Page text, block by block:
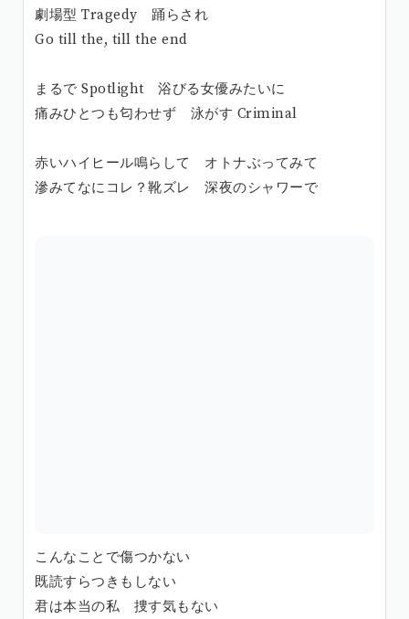
劇場型 Tragedy 踊らされ
Go till the, till the end
まるで Spotlight 浴びる女優みたいに
痛みひとつも匂わせず 泳がす Criminal
赤いハイヒール鳴らして オトナぶってみて
滲みてなにコレ？靴ズレ 深夜のシャワーで
こんなことで傷つかない
既読すらつきもしない
君は本当の私 捜す気もない